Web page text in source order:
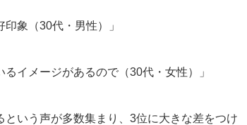
象（30代・男性）」
イメージがあるので（30代・女性）」
いう声が多数集まり、3位に大きな差をつけ